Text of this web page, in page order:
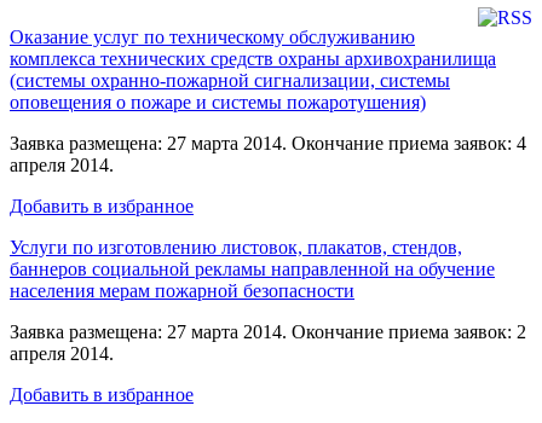
Оказание услуг по техническому обслуживанию
комплекса технических средств охраны архивохранилища
(системы охранно-пожарной сигнализации, системы
оповещения о пожаре и системы пожаротушения)
Заявка размещена: 27 марта 2014. Окончание приема заявок: 4
апреля 2014.
Добавить в избранное
Услуги по изготовлению листовок, плакатов, стендов,
баннеров социальной рекламы направленной на обучение
населения мерам пожарной безопасности
Заявка размещена: 27 марта 2014. Окончание приема заявок: 2
апреля 2014.
Добавить в избранное